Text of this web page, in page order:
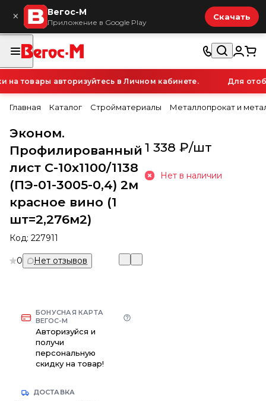
× Вегос-М
Приложение в Google Play
Скачать
товары авторизуйтесь в Личном кабинете. Для
Главная Каталог Стройматериалы Металлопрокат и
Эконом.
Профилированный
лист С-10х1100/1138
(ПЭ-01-3005-0,4) 2м
красное вино (1
шт=2,276м2)
Код: 227911
0 Нет отзывов
БОНУСНАЯ КАРТА
ВЕГОС-М
Авторизуйся и
получи
персональную
скидку на товар!
ДОСТАВКА
1 338 ₽/шт
Нет в наличии